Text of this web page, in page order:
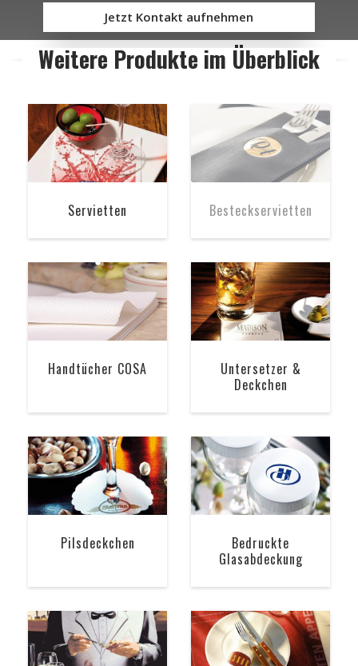
Jetzt Kontakt aufnehmen
Weitere Produkte im Überblick
Servietten Besteckservietten
Handtücher COSA
Untersetzer &
Deckchen
Pilsdeckchen
Bedruckte
Glasabdeckung